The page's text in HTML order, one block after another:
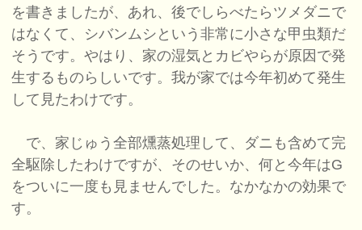
を書きましたが、あれ、後でしらべたらツメダニで
はなくて、シバンムシという非常に小さな甲虫類だ
そうです。やはり、家の湿気とカビやらが原因で発
生するものらしいです。我が家では今年初めて発生
して見たわけです。
で、家じゅう全部燻蒸処理して、ダニも含めて完
全駆除したわけですが、そのせいか、何と今年はG
をついに一度も見ませんでした。なかなかの効果で
す。